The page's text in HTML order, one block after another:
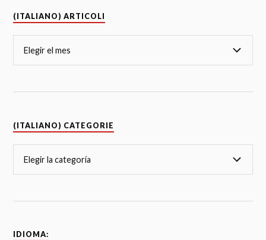
(ITALIANO) ARTICOLI
(ITALIANO) CATEGORIE
IDIOMA: